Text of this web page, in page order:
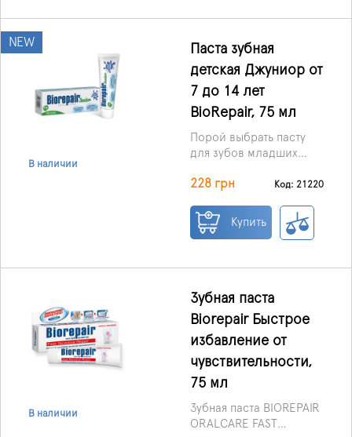
не содержат фтора.
NEW
В наличии
Паста зубная
детская Джуниор от
7 до 14 лет
BioRepair, 75 мл
Порой выбрать пасту
для зубов младших
подростков бывает
детей в возрасте от
семи до четырнадцати
родителям, которые
оптимальной пасты
зубной для своего
чада, мы рекомендуем
презентуемую здесь
пасту зубную Джуниор,
детскую, от
производителя Bio
228 грн Код: 21220
Купить
В наличии
Зубная паста
Biorepair Быстрое
избавление от
чувствительности,
75 мл
Зубная паста BIOREPAIR
ORALCARE FAST